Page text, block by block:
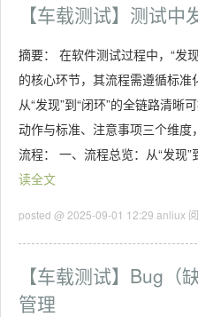
【车载测试】测试
摘要： 在软件测试过程中，“发
的核心环节，其流程需遵循标
从“发现”到“闭环”的全链路清晰
动作与标准、注意事项三个维
流程： 一、流程总览：从“发现
读全文
posted @ 2025-09-01 12:29 anliux
【车载测试】Bug（
管理